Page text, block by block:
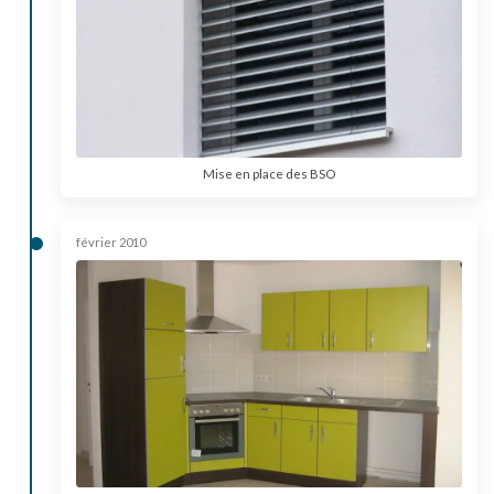
Mise en place des BSO
février 2010